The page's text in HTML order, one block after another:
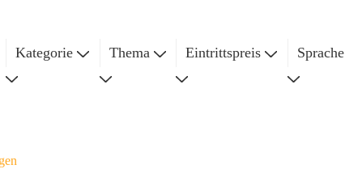
Kategorie Thema Eintrittspreis Sprache